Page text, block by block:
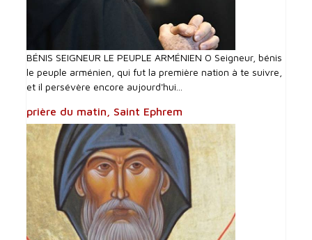
BÉNIS SEIGNEUR LE PEUPLE ARMÉNIEN O Seigneur, bénis
le peuple arménien, qui fut la première nation à te suivre,
et il persévère encore aujourd'hui...
prière du matin, Saint Ephrem